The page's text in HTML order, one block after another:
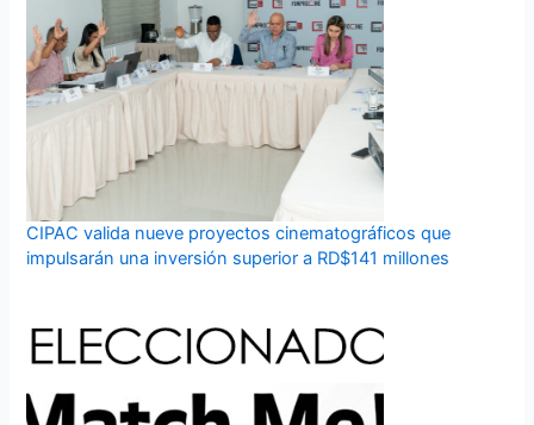
CIPAC valida nueve proyectos cinematográficos que
impulsarán una inversión superior a RD$141 millones